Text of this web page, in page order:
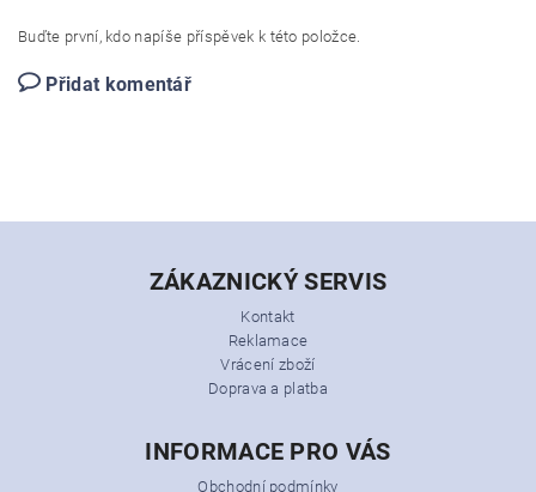
Buďte první, kdo napíše příspěvek k této položce.
Přidat komentář
ZÁKAZNICKÝ SERVIS
Kontakt
Reklamace
Vrácení zboží
Doprava a platba
INFORMACE PRO VÁS
Obchodní podmínky